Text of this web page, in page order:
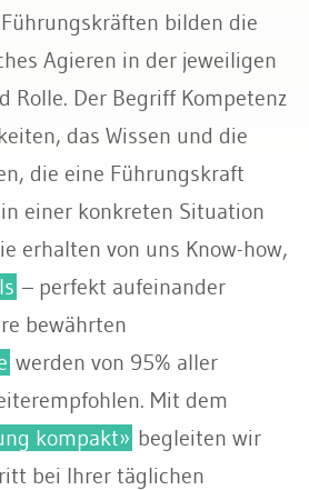
bilden die
Agieren in der jeweiligen
Rolle. Der Begriff Kompetenz
das Wissen und die
die eine Führungskraft
einer konkreten Situation
erhalten von uns Know-how,
– perfekt aufeinander
bewährten
werden von 95% aller
Mit dem
kompakt» begleiten wir
bei Ihrer täglichen